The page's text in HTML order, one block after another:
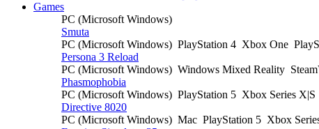
Games
PC (Microsoft Windows)
Smuta
PC (Microsoft Windows) PlayStation 4 Xbox One
Persona 3 Reload
PC (Microsoft Windows) Windows Mixed Reality
Phasmophobia
PC (Microsoft Windows) PlayStation 5 Xbox Series X|S
Directive 8020
PC (Microsoft Windows) Mac PlayStation 5 Xbox